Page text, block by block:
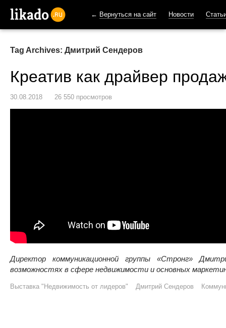
← Вернуться на сайт Новости
Tag Archives: Дмитрий Сендеров
Креатив как драйвер
30.08.2018 26 550 просмотров
Директор коммуникационной группы «Стронг»
возможностях в сфере недвижимости и основных
Выставка "Недвижимость от лидеров" Дмитрий Сендеров